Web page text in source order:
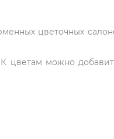
цветочных
цветам можно